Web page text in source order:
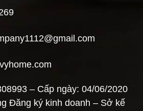
– Cấp ngày: 04/06/2020
Đăng ký kinh doanh – Sở kế